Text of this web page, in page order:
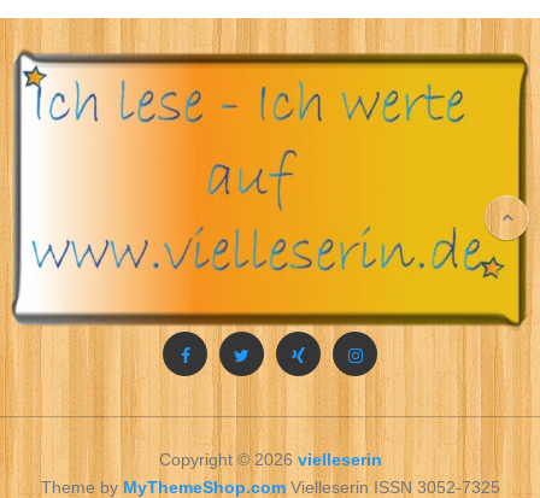
Copyright © 2026vielleserin
Theme by MyThemeShop.comVielleserin ISSN 3052-7325